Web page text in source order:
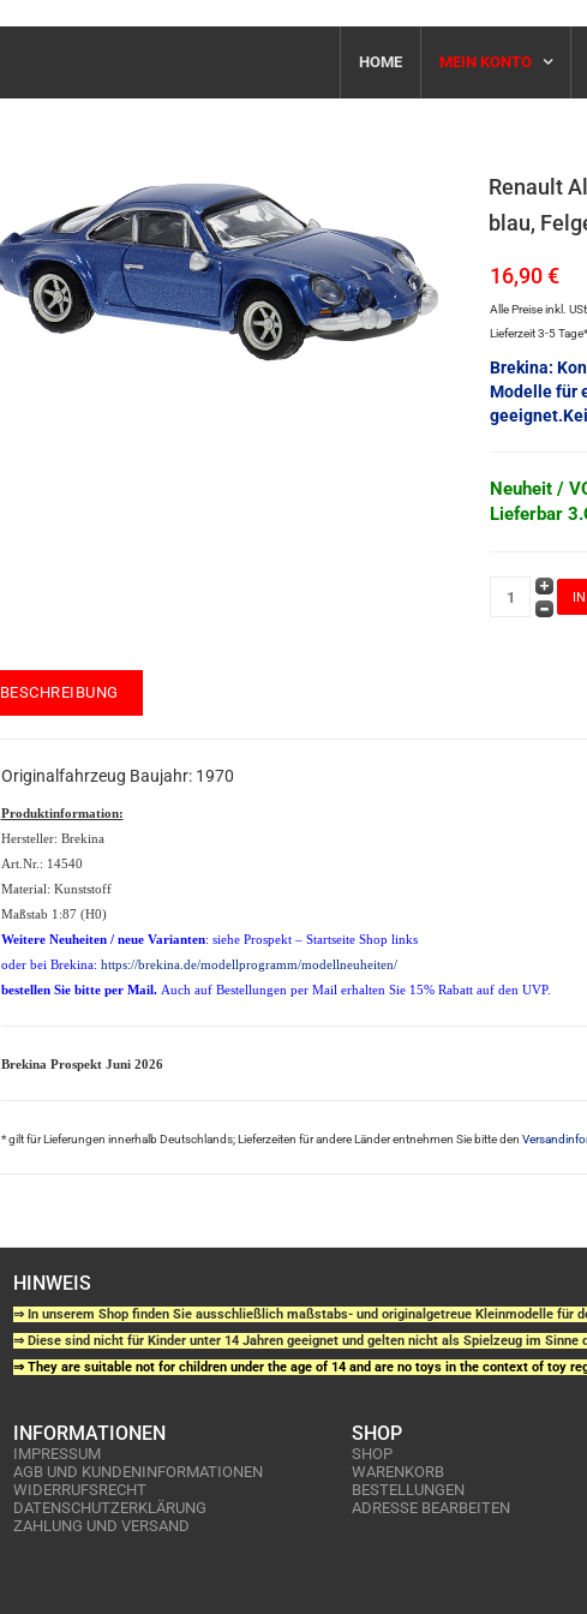
HOME MEIN KONTO
Renault
blau,
16,90 €
Alle Preise inkl.
Lieferzeit 3-5 Tage*
Brekina:
Modelle für
Neuheit /
Lieferbar
BESCHREIBUNG
Originalfahrzeug Baujahr: 1970
Produktinformation:
Hersteller: Brekina
Art.Nr.: 14540
Material: Kunststoff
Maßstab 1:87 (H0)
Weitere Neuheiten / neue Varianten: siehe Prospekt – Startseite Shop links
oder bei Brekina: https://brekina.de/modellprogramm/modellneuheiten/
bestellen Sie bitte per Mail. Auch auf Bestellungen per Mail erhalten Sie 15% Rabatt auf den UVP.
Brekina Prospekt Juni 2026
* gilt für Lieferungen innerhalb Deutschlands; Lieferzeiten für andere Länder entnehmen Sie bitte den
HINWEIS
⇒ In unserem Shop finden Sie ausschließlich maßstabs- und originalgetreue Kleinmodelle für
⇒ Diese sind nicht für Kinder unter 14 Jahren geeignet und gelten nicht als Spielzeug im Sinne
⇒ They are suitable not for children under the age of 14 and are no toys in the context of toy
INFORMATIONEN
IMPRESSUM
AGB UND KUNDENINFORMATIONEN
WIDERRUFSRECHT
DATENSCHUTZERKLÄRUNG
ZAHLUNG UND VERSAND
SHOP
SHOP
WARENKORB
BESTELLUNGEN
ADRESSE BEARBEITEN